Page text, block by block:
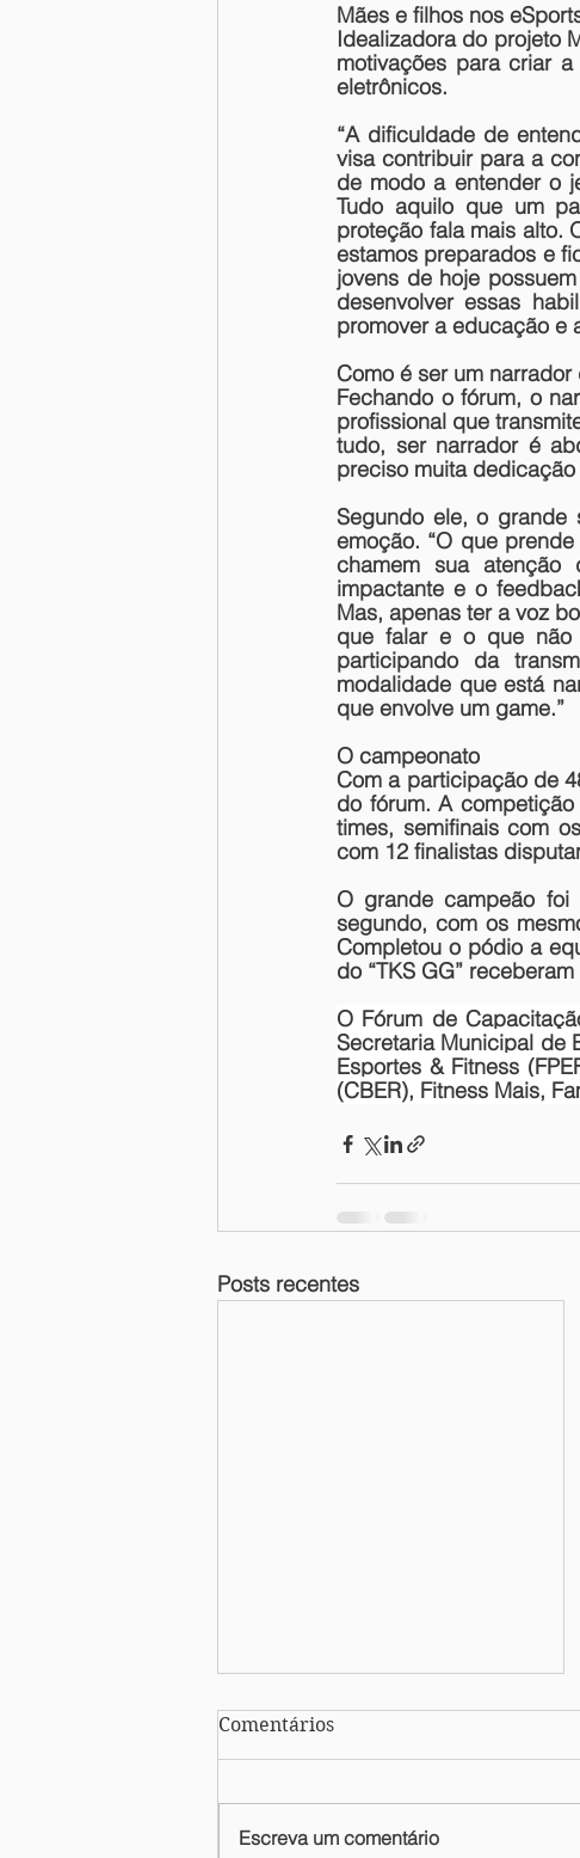
Mães e filhos nos
Idealizadora do projeto
motivações para criar
eletrônicos.
“A dificuldade de
visa contribuir para a
de modo a entender o
Tudo aquilo que um
proteção fala mais alto.
estamos preparados e
jovens de hoje
desenvolver essas
promover a educação e
Como é ser um narrador
Fechando o fórum, o
profissional que
tudo, ser narrador é
preciso muita
Segundo ele, o grande
emoção. “O que
chamem sua
impactante e o
Mas, apenas ter a voz
que falar e o que não
participando da
modalidade que está
que envolve um game.”
O campeonato
Com a participação de
do fórum. A
times, semifinais com
com 12 finalistas
O grande campeão
segundo, com os
Completou o pódio a
do “TKS GG”
O Fórum de
Secretaria Municipal de
Esportes & Fitness
(CBER), Fitness Mais,
Posts recentes
Comentários
Escreva um comentário